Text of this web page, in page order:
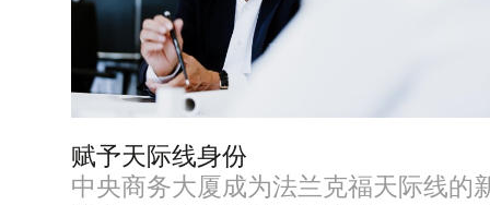
赋予天际线身份
中央商务大厦成为法兰克福天际线的